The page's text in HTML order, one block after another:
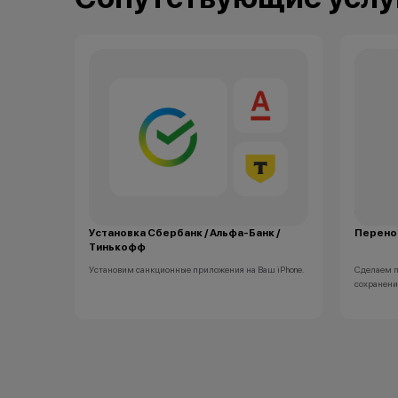
Установка Сбербанк / Альфа-Банк /
Тинькофф
Установим санкционные приложения на Ваш iPhone.
Сделаем